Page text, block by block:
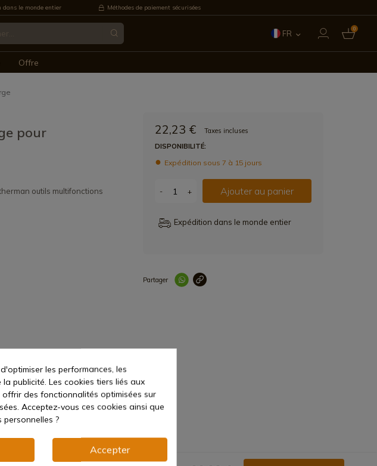
dans le monde entier Méthodes de paiement sécurisées
FR 0
Offre
pour
outils multifonctions
22,23 €
Taxes incluses
DISPONIBILITÉ:
Expédition sous 7 à 15 jours
- + Ajouter au panier
Expédition dans le monde entier
Partager
les performances, les
publicité. Les cookies tiers liés aux
des fonctionnalités optimisées sur
Acceptez-vous ces cookies ainsi que
?
Accepter